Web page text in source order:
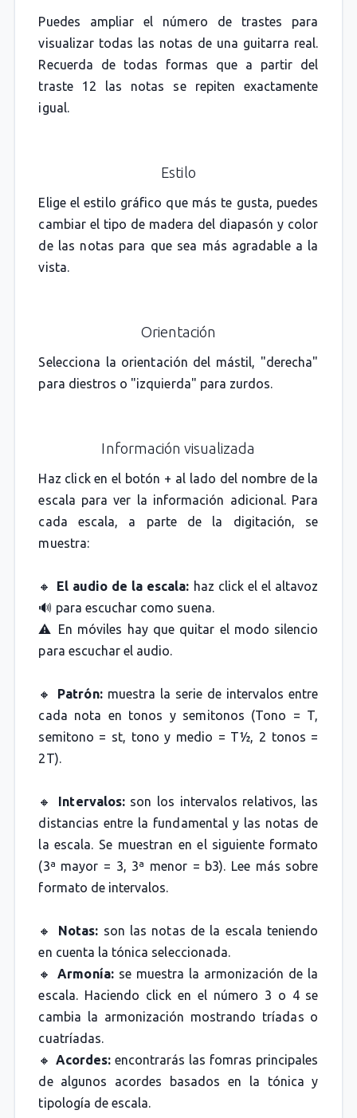
Puedes ampliar el número de trastes para
visualizar todas las notas de una guitarra real.
Recuerda de todas formas que a partir del
traste 12 las notas se repiten exactamente
igual.
Estilo
Elige el estilo gráfico que más te gusta, puedes
cambiar el tipo de madera del diapasón y color
de las notas para que sea más agradable a la
vista.
Orientación
Selecciona la orientación del mástil, "derecha"
para diestros o "izquierda" para zurdos.
Información visualizada
Haz click en el botón + al lado del nombre de la
escala para ver la información adicional. Para
cada escala, a parte de la digitación, se
muestra:
🔸 El audio de la escala: haz click el el altavoz
🔊 para escuchar como suena.
⚠️ En móviles hay que quitar el modo silencio
para escuchar el audio.
🔸 Patrón:muestra la serie de intervalos entre
cada nota en tonos y semitonos (Tono = T,
semitono = st, tono y medio = T½, 2 tonos =
2T).
🔸 Intervalos:son los intervalos relativos, las
distancias entre la fundamental y las notas de
la escala. Se muestran en el siguiente formato
(3ª mayor = 3, 3ª menor = b3). Lee más sobre
formato de intervalos.
🔸 Notas: son las notas de la escala teniendo
en cuenta la tónica seleccionada.
🔸Armonía:se muestra la armonización de la
escala. Haciendo click en el número 3 o 4 se
cambia la armonización mostrando tríadas o
cuatríadas.
🔸 Acordes: encontrarás las fomras principales
de algunos acordes basados en la tónica y
tipología de escala.